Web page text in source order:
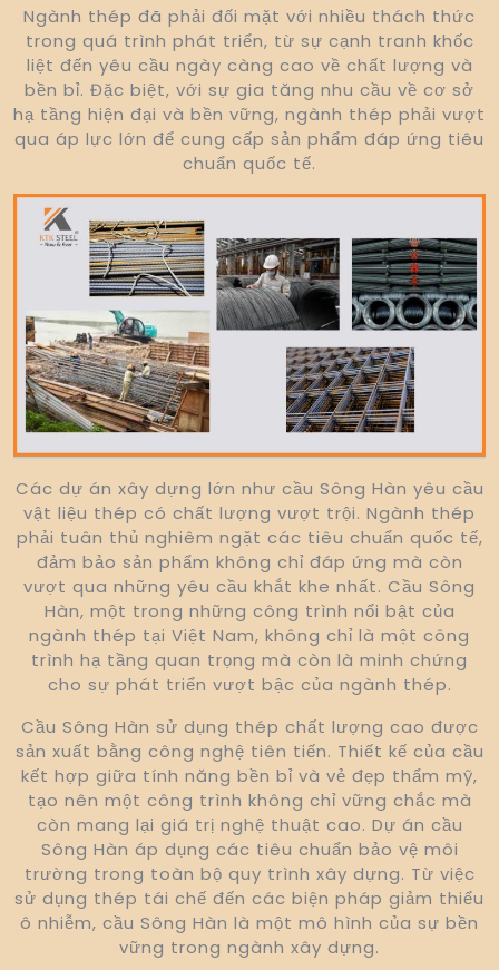
Ngành thép đã phải đối mặt với nhiều thách thức
trong quá trình phát triển, từ sự cạnh tranh khốc
liệt đến yêu cầu ngày càng cao về chất lượng và
bền bỉ. Đặc biệt, với sự gia tăng nhu cầu về cơ sở
hạ tầng hiện đại và bền vững, ngành thép phải vượt
qua áp lực lớn để cung cấp sản phẩm đáp ứng tiêu
chuẩn quốc tế.
Các dự án xây dựng lớn như cầu Sông Hàn yêu cầu
vật liệu thép có chất lượng vượt trội. Ngành thép
phải tuân thủ nghiêm ngặt các tiêu chuẩn quốc tế,
đảm bảo sản phẩm không chỉ đáp ứng mà còn
vượt qua những yêu cầu khắt khe nhất. Cầu Sông
Hàn, một trong những công trình nổi bật của
ngành thép tại Việt Nam, không chỉ là một công
trình hạ tầng quan trọng mà còn là minh chứng
cho sự phát triển vượt bậc của ngành thép.
Cầu Sông Hàn sử dụng thép chất lượng cao được
sản xuất bằng công nghệ tiên tiến. Thiết kế của cầu
kết hợp giữa tính năng bền bỉ và vẻ đẹp thẩm mỹ,
tạo nên một công trình không chỉ vững chắc mà
còn mang lại giá trị nghệ thuật cao. Dự án cầu
Sông Hàn áp dụng các tiêu chuẩn bảo vệ môi
trường trong toàn bộ quy trình xây dựng. Từ việc
sử dụng thép tái chế đến các biện pháp giảm thiểu
ô nhiễm, cầu Sông Hàn là một mô hình của sự bền
vững trong ngành xây dựng.